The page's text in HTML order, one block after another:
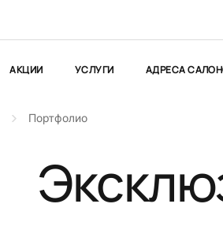
АКЦИИ УСЛУГИ АДРЕСА
Портфолио